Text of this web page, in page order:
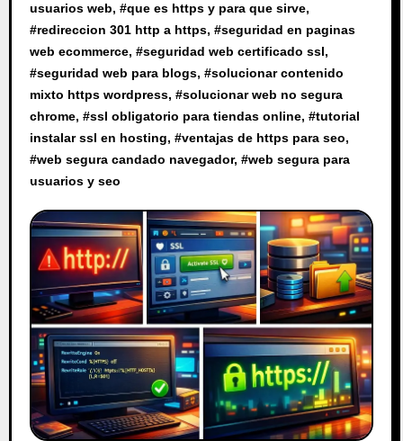
usuarios web, #que es https y para que sirve,
#redireccion 301 http a https, #seguridad en paginas
web ecommerce, #seguridad web certificado ssl,
#seguridad web para blogs, #solucionar contenido
mixto https wordpress, #solucionar web no segura
chrome, #ssl obligatorio para tiendas online, #tutorial
instalar ssl en hosting, #ventajas de https para seo,
#web segura candado navegador, #web segura para
usuarios y seo